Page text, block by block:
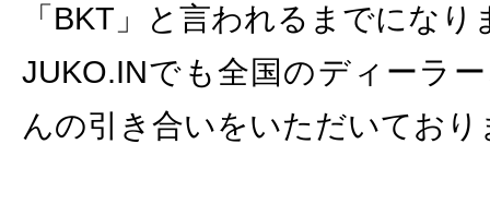
「BKT」と言われるまでになり
JUKO.INでも全国のディーラ
んの引き合いをいただいており